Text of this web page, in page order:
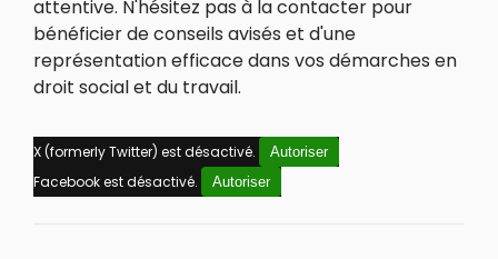
attentive. N'hésitez pas à la contacter pour
bénéficier de conseils avisés et d'une
représentation efficace dans vos démarches en
droit social et du travail.
X (formerly Twitter) est désactivé. Autoriser
Facebook est désactivé. Autoriser